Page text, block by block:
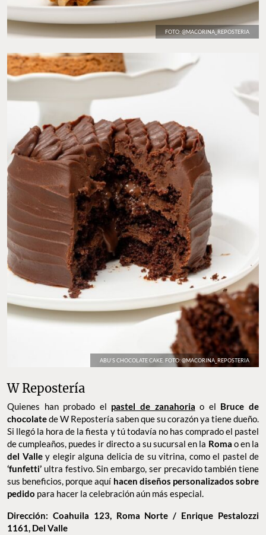
FOTO: @MACORINA_REPOSTERIA
ABU’S CHOCOLATE CAKE. FOTO: @MACORINA_REPOSTERIA
W Repostería
Quienes han probado el pastel de zanahoria o el Bruce de
chocolatede W Repostería saben que su corazón ya tiene dueño.
Si llegó la hora de la fiesta y tú todavía no has comprado el pastel
de cumpleaños, puedes ir directo a su sucursal en la Roma o en la
del Valley elegir alguna delicia de su vitrina, como el pastel de
‘funfetti’ ultra festivo. Sin embargo, ser precavido también tiene
sus beneficios, porque aquí hacen diseños personalizados sobre
pedido para hacer la celebración aún más especial.
Dirección: Coahuila 123, Roma Norte / Enrique Pestalozzi
1161, Del Valle